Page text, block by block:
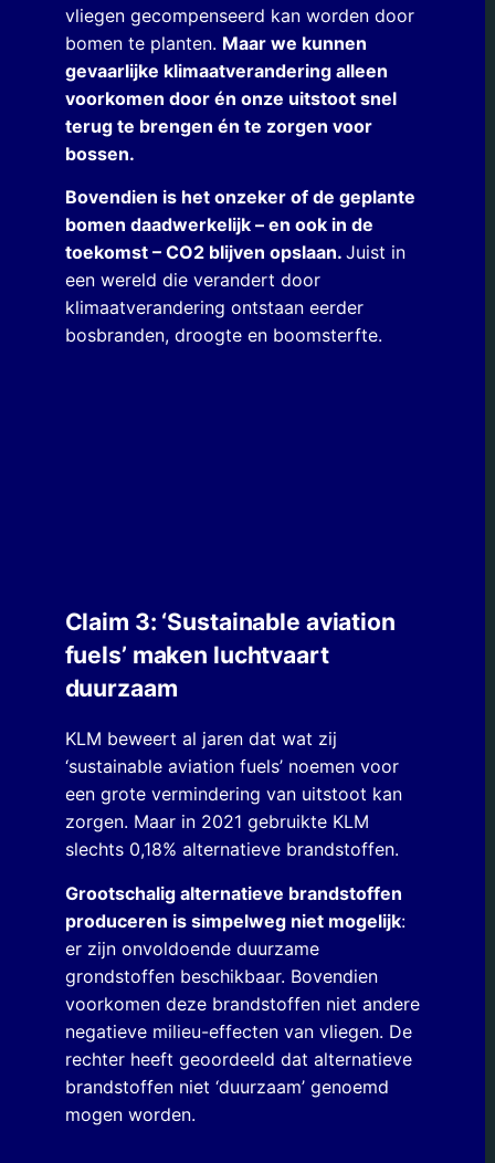
vliegen gecompenseerd kan worden door
bomen te planten. Maar we kunnen
gevaarlijke klimaatverandering alleen
voorkomen door én onze uitstoot snel
terug te brengen én te zorgen voor
bossen.
Bovendien is het onzeker of de geplante
bomen daadwerkelijk – en ook in de
toekomst – CO2 blijven opslaan. Juist in
een wereld die verandert door
klimaatverandering ontstaan eerder
bosbranden, droogte en boomsterfte.
Claim 3: ‘Sustainable aviation
fuels’ maken luchtvaart
duurzaam
KLM beweert al jaren dat wat zij
‘sustainable aviation fuels’ noemen voor
een grote vermindering van uitstoot kan
zorgen. Maar in 2021 gebruikte KLM
slechts 0,18% alternatieve brandstoffen.
Grootschalig alternatieve brandstoffen
produceren is simpelweg niet mogelijk:
er zijn onvoldoende duurzame
grondstoffen beschikbaar. Bovendien
voorkomen deze brandstoffen niet andere
negatieve milieu-effecten van vliegen. De
rechter heeft geoordeeld dat alternatieve
brandstoffen niet ‘duurzaam’ genoemd
mogen worden.